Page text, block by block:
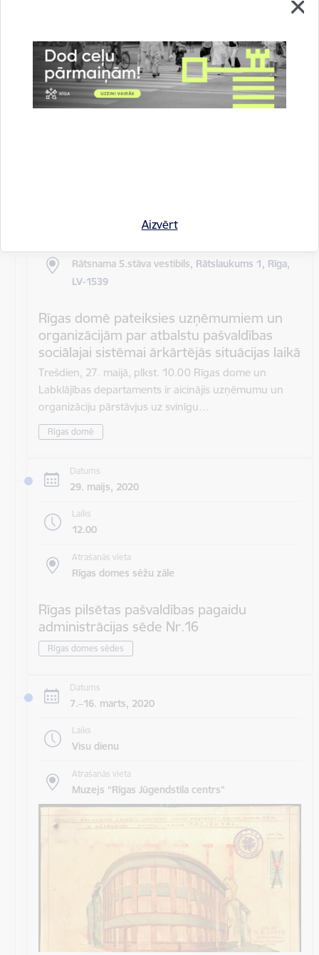
Aizvērt
14.sēde (ārkārtas)
Sēdes darba kārtība: Grozījumi Rīgas domes 2016.
gada 19. aprīļa saistošajos noteikumos Nr. 198 "Par
kārtību, kādā tiek…
Rātsnama 5.stāva vestibils, Rātslaukums 1, Rīga,
LV-1539
Rīgas domē pateiksies uzņēmumiem un
organizācijām par atbalstu pašvaldības
sociālajai sistēmai ārkārtējās situācijas laikā
Trešdien, 27. maijā, plkst. 10.00 Rīgas dome un
Labklājības departaments ir aicinājis uzņēmumu un
organizāciju pārstāvjus uz svinīgu…
Rīgas domē
Datums
29. maijs, 2020
Laiks
12.00
Atrašanās vieta
Rīgas domes sēžu zāle
Rīgas pilsētas pašvaldības pagaidu
administrācijas sēde Nr.16
Rīgas domes sēdes
Datums
7.–16. marts, 2020
Laiks
Visu dienu
Atrašanās vieta
Muzejs “Rīgas Jūgendstila centrs”